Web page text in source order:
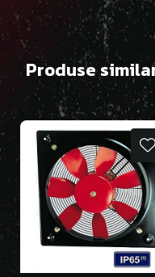
Produse